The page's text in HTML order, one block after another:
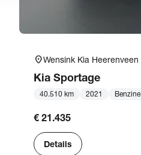
location_onWensink Kia Heerenveen
Kia Sportage
40.510 km 2021 Benzine
€ 21.435
Details